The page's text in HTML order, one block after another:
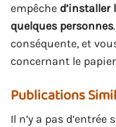
empêche
quelques personnes
conséquente, et
concernant le
Publications
Il n’y a pas d’entrée